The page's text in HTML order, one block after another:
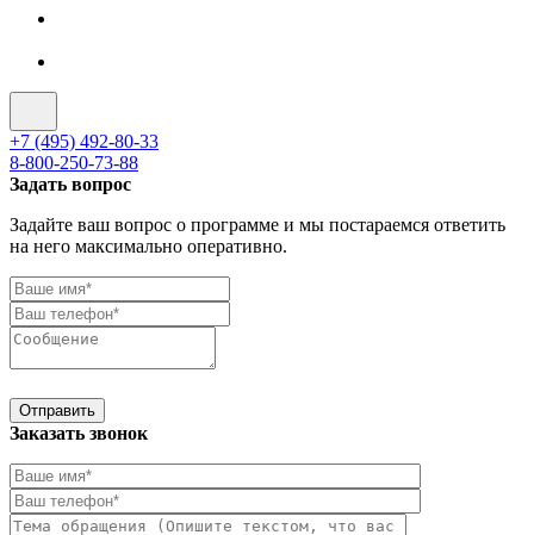
+7 (495) 492-80-33
8-800-250-73-88
Задать вопрос
Задайте ваш вопрос о программе и мы постараемся ответить
на него максимально оперативно.
Отправить
Заказать звонок